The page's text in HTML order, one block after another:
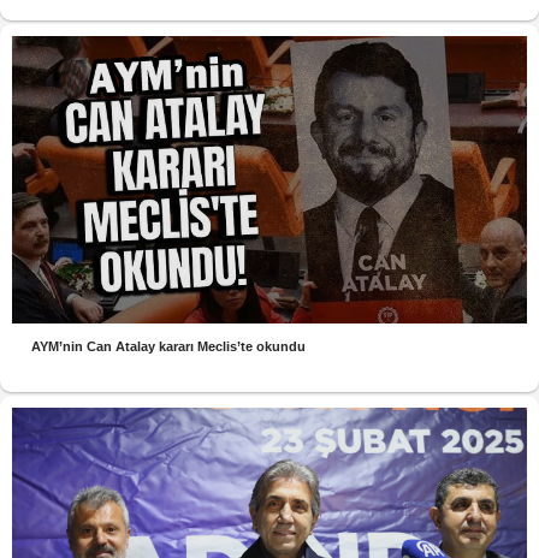
AYM’nin Can Atalay kararı Meclis’te okundu